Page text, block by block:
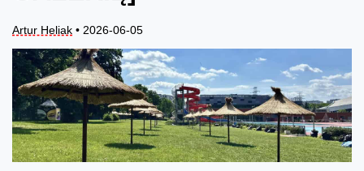
Artur Heliak • 2026-06-05